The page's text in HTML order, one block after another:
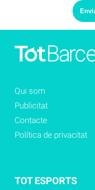
Qui som
Publicitat
Contacte
Política de privacitat
TOT ESPORTS